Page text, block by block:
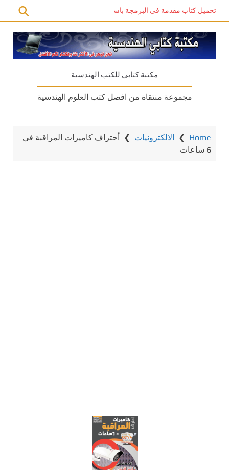
تحميل كتاب مقدمة في البرمجة باستخدام C# PDF – دليل المبتدئين للتعلم الذاتي
مكتبة كتابي للكتب الهندسية
مجموعة منتقاة من افصل كتب العلوم الهندسية
Home
❯ الالكترونيات ❯ أحتراف كاميرات المراقبة فى
6 ساعات